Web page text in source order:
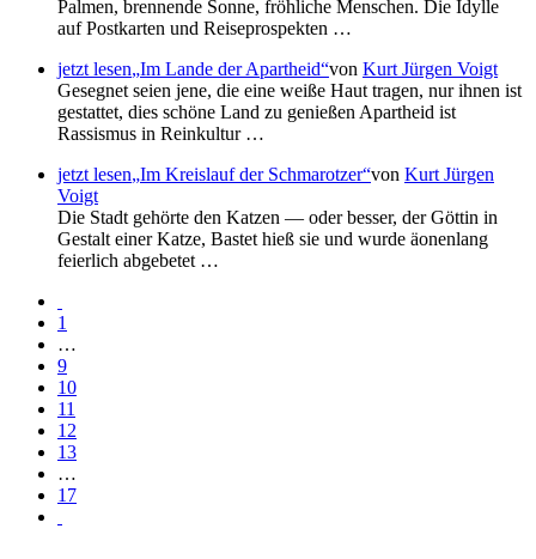
Palmen, brennende Sonne, fröhliche Menschen. Die Idylle
auf Postkarten und Reiseprospekten …
jetzt lesen Im Lande der Apartheid von Kurt Jürgen Voigt
Gesegnet seien jene, die eine weiße Haut tragen, nur ihnen ist
gestattet, dies schöne Land zu genießen Apartheid ist
Rassismus in Reinkultur …
jetzt lesen Im Kreislauf der Schmarotzer von Kurt Jürgen
Voigt
Die Stadt gehörte den Katzen — oder besser, der Göttin in
Gestalt einer Katze, Bastet hieß sie und wurde äonenlang
feierlich abgebetet …
1
…
9
10
11
12
13
…
17